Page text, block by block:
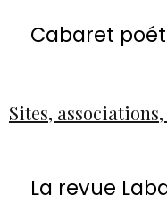
Cabaret
Sites,
La revue